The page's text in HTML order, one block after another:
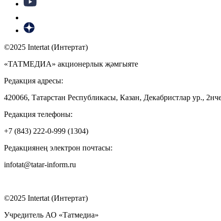
©2025 Intertat (Интертат)
«ТАТМЕДИА» акционерлык җәмгыяте
Редакция адресы:
420066, Татарстан Республикасы, Казан, Декабристлар ур.,
Редакция телефоны:
+7 (843) 222-0-999 (1304)
Редакциянең электрон почтасы:
infotat@tatar-inform.ru
©2025 Intertat (Интертат)
Учредитель АО «Татмедиа»